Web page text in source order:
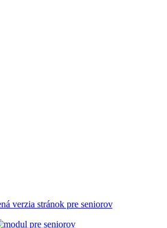
verzia stránok pre seniorov